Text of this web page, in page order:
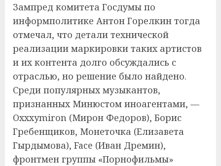
Зампред комитета Госдумы по
информполитике Антон Горелкин тогда
отмечал, что детали технической
реализации маркировки таких артистов
и их контента долго обсуждались с
отраслью, но решение было найдено.
Среди популярных музыкантов,
признанных Минюстом иноагентами, —
Oxxxymiron (Мирон Федоров), Борис
Гребенщиков, Монеточка (Елизавета
Гырдымова), Face (Иван Дремин),
фронтмен группы «Порнофильмы»